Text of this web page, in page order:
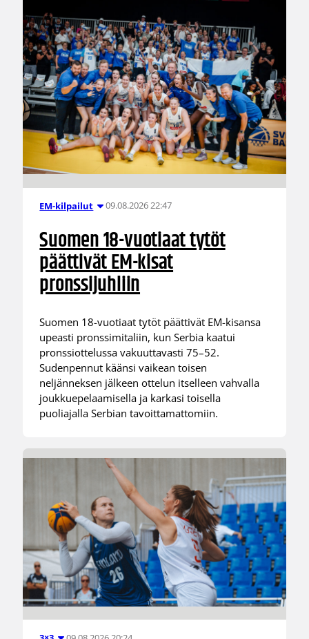
EM-kilpailut 09.08.2026 22:47
Suomen 18-vuotiaat tytöt
päättivät EM-kisat
pronssijuhliin
Suomen 18-vuotiaat tytöt päättivät EM-kisansa
upeasti pronssimitaliin, kun Serbia kaatui
pronssiottelussa vakuuttavasti 75–52.
Sudenpennut käänsi vaikean toisen
neljänneksen jälkeen ottelun itselleen vahvalla
joukkuepelaamisella ja karkasi toisella
puoliajalla Serbian tavoittamattomiin.